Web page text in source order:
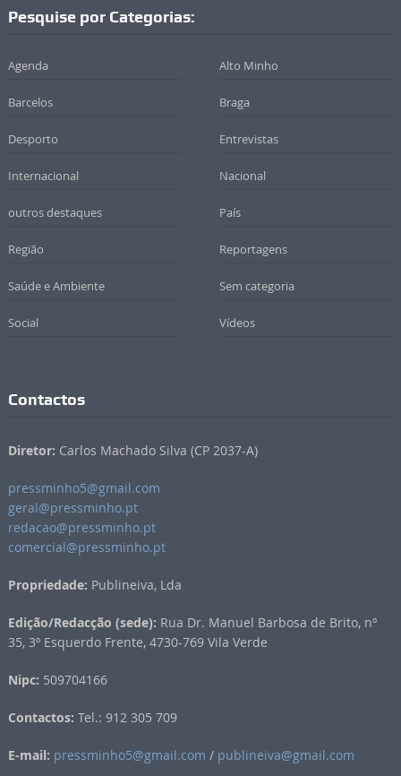
Pesquise por Categorias:
Agenda Alto Minho
Barcelos Braga
Desporto Entrevistas
Internacional Nacional
outros destaques País
Região Reportagens
Saúde e Ambiente Sem categoria
Social Vídeos
Contactos
Diretor: Carlos Machado Silva (CP 2037-A)
pressminho5@gmail.com
geral@pressminho.pt
redacao@pressminho.pt
comercial@pressminho.pt
Propriedade: Publineiva, Lda
Edição/Redacção (sede): Rua Dr. Manuel Barbosa de Brito, nº
35, 3º Esquerdo Frente, 4730-769 Vila Verde
Nipc: 509704166
Contactos: Tel.: 912 305 709
E-mail: pressminho5@gmail.com / publineiva@gmail.com